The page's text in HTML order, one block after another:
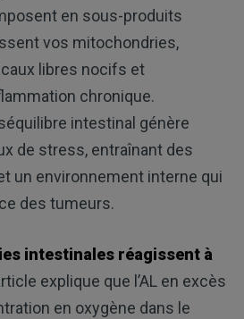
en sous-produits
vos mitochondries,
libres nocifs et
chronique.
intestinal génère
de stress, entraînant des
un environnement interne qui
des tumeurs.
intestinales réagissent à
explique que l’AL en excès
en oxygène dans le